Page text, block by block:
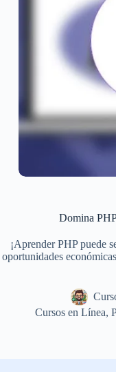
Domina
¡Aprender PHP puede
oportunidades
Cursos en Línea,